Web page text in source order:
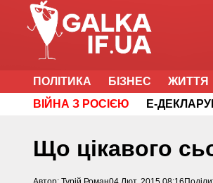
ПОЛІТИКА БІЗНЕС ЖИТТЯ
ВІЙНА З РОСІЄЮ
Е-
Що цікавого